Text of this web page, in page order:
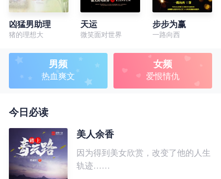
凶猛男助理
猪的理想大
天运
微笑面对世界
步步为赢
一路向西
男频
热血爽文
女频
爱恨情仇
今日必读
美人余香
因为得到美女欣赏，改变了他的人生
轨迹……